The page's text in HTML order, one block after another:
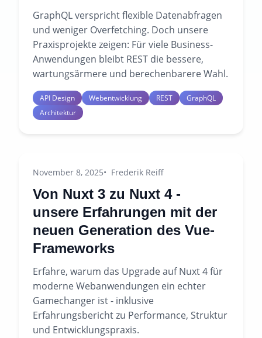
GraphQL verspricht flexible Datenabfragen
und weniger Overfetching. Doch unsere
Praxisprojekte zeigen: Für viele Business-
Anwendungen bleibt REST die bessere,
wartungsärmere und berechenbarere Wahl.
API Design Webentwicklung REST
GraphQL
Architektur
November 8, 2025 Frederik Reiff
Von Nuxt 3 zu Nuxt 4 -
unsere Erfahrungen mit der
neuen Generation des Vue-
Frameworks
Erfahre, warum das Upgrade auf Nuxt 4 für
moderne Webanwendungen ein echter
Gamechanger ist - inklusive
Erfahrungsbericht zu Performance, Struktur
und Entwicklungspraxis.